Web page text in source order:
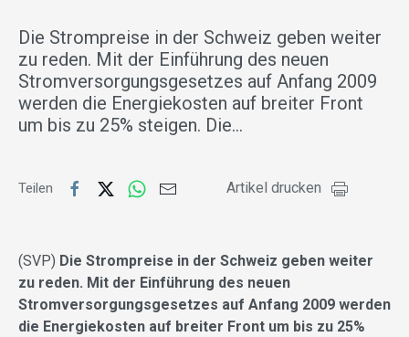
Die Strompreise in der Schweiz geben weiter
zu reden. Mit der Einführung des neuen
Stromversorgungsgesetzes auf Anfang 2009
werden die Energiekosten auf breiter Front
um bis zu 25% steigen. Die…
Teilen Artikel drucken
(SVP) Die Strompreise in der Schweiz geben weiter
zu reden. Mit der Einführung des neuen
Stromversorgungsgesetzes auf Anfang 2009 werden
die Energiekosten auf breiter Front um bis zu 25%